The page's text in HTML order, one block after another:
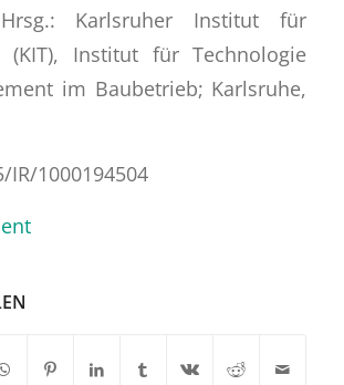
Karlsruher Institut für
(KIT), Institut für Technologie
im Baubetrieb; Karlsruhe,
IR/1000194504